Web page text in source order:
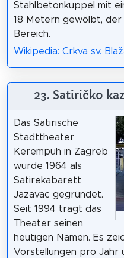
Stahlbetonkuppel mit
18 Metern gewölbt,
Bereich.
Wikipedia: Crkva sv.
23. Satiričko
Das Satirische
Stadttheater
Kerempuh in Zagreb
wurde 1964 als
Satirekabarett
Jazavac gegründet.
Seit 1994 trägt das
Theater seinen
heutigen Namen. Es
Vorstellungen pro Jahr